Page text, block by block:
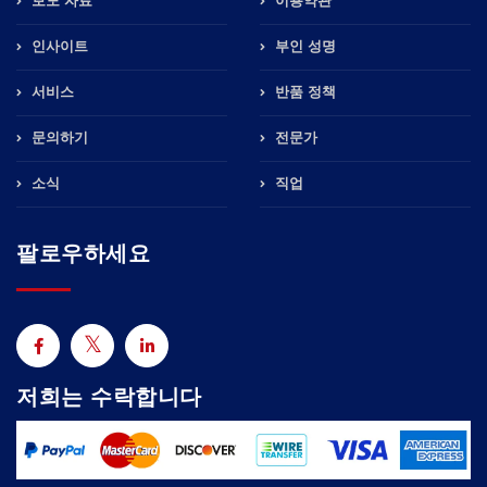
인사이트
서비스
문의하기
소식
부인 성명
반품 정책
전문가
직업
팔로우하세요
저희는 수락합니다